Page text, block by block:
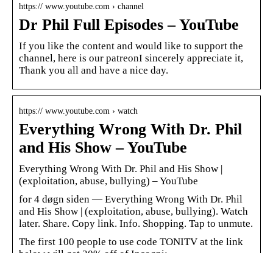
https:// www.youtube.com › channel
Dr Phil Full Episodes – YouTube
If you like the content and would like to support the
channel, here is our patreonI sincerely appreciate it,
Thank you all and have a nice day.
https:// www.youtube.com › watch
Everything Wrong With Dr. Phil
and His Show – YouTube
Everything Wrong With Dr. Phil and His Show |
(exploitation, abuse, bullying) – YouTube
for 4 døgn siden — Everything Wrong With Dr. Phil
and His Show | (exploitation, abuse, bullying). Watch
later. Share. Copy link. Info. Shopping. Tap to unmute.
The first 100 people to use code TONITV at the link